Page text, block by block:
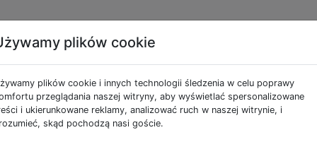
opcję aplikacji w iOS
wyświetlają się na podstawie lokalizacji.
plików cookie
plików cookie i innych technologii śledzenia w celu poprawy
przeglądania naszej witryny, aby wyświetlać spersonalizowane
i ukierunkowane reklamy, analizować ruch w naszej witrynie, i
skąd pochodzą nasi goście.